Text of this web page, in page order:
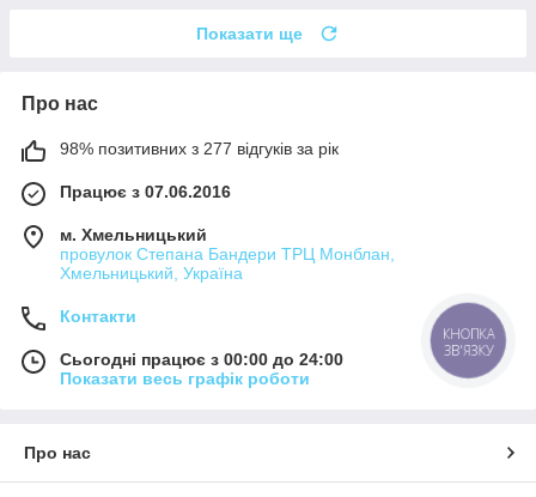
Показати ще
Про нас
98% позитивних з 277 відгуків за рік
Працює з 07.06.2016
м. Хмельницький
провулок Степана Бандери ТРЦ Монблан,
Хмельницький, Україна
Контакти
Сьогодні працює з 00:00 до 24:00
Показати весь графік роботи
Про нас
КНОПКА
ЗВ'ЯЗКУ